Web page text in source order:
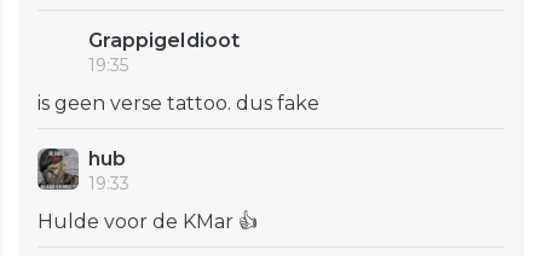
GrappigeIdioot
19:35
is geen verse tattoo. dus fake
hub
19:33
Hulde voor de KMar 👍